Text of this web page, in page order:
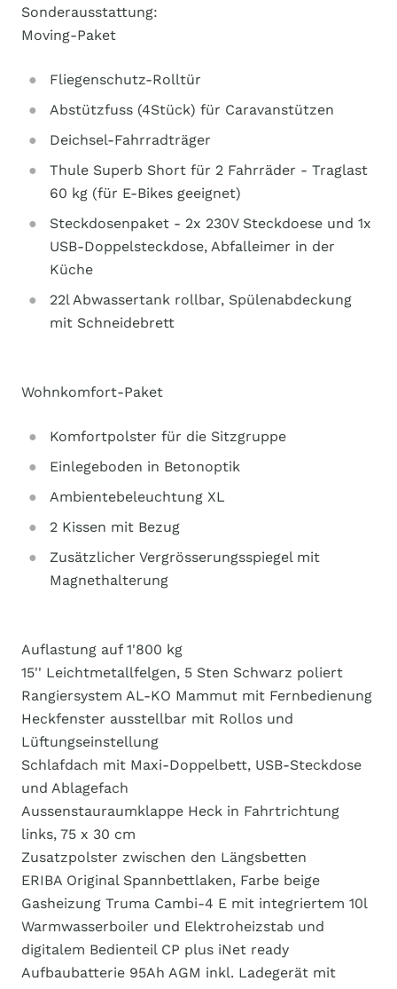
Sonderausstattung:
Moving-Paket
Fliegenschutz-Rolltür
Abstützfuss (4Stück) für Caravanstützen
Deichsel-Fahrradträger
Thule Superb Short für 2 Fahrräder - Traglast
60 kg (für E-Bikes geeignet)
Steckdosenpaket - 2x 230V Steckdoese und 1x
USB-Doppelsteckdose, Abfalleimer in der
Küche
22l Abwassertank rollbar, Spülenabdeckung
mit Schneidebrett
Wohnkomfort-Paket
Komfortpolster für die Sitzgruppe
Einlegeboden in Betonoptik
Ambientebeleuchtung XL
2 Kissen mit Bezug
Zusätzlicher Vergrösserungsspiegel mit
Magnethalterung
Auflastung auf 1'800 kg
15'' Leichtmetallfelgen, 5 Sten Schwarz poliert
Rangiersystem AL-KO Mammut mit Fernbedienung
Heckfenster ausstellbar mit Rollos und
Lüftungseinstellung
Schlafdach mit Maxi-Doppelbett, USB-Steckdose
und Ablagefach
Aussenstauraumklappe Heck in Fahrtrichtung
links, 75 x 30 cm
Zusatzpolster zwischen den Längsbetten
ERIBA Original Spannbettlaken, Farbe beige
Gasheizung Truma Cambi-4 E mit integriertem 10l
Warmwasserboiler und Elektroheizstab und
digitalem Bedienteil CP plus iNet ready
Aufbaubatterie 95Ah AGM inkl. Ladegerät mit